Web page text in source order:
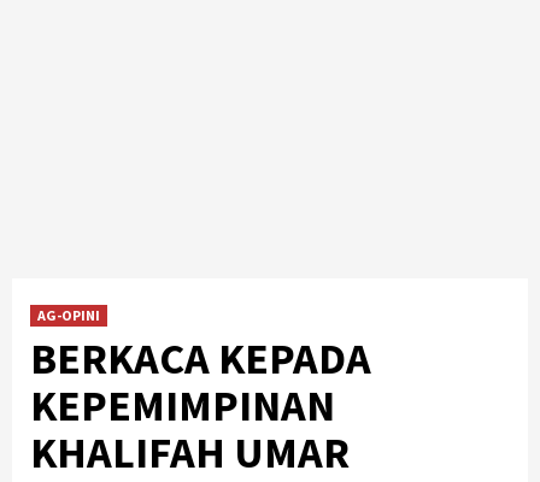
AG-OPINI
BERKACA KEPADA
KEPEMIMPINAN
KHALIFAH UMAR